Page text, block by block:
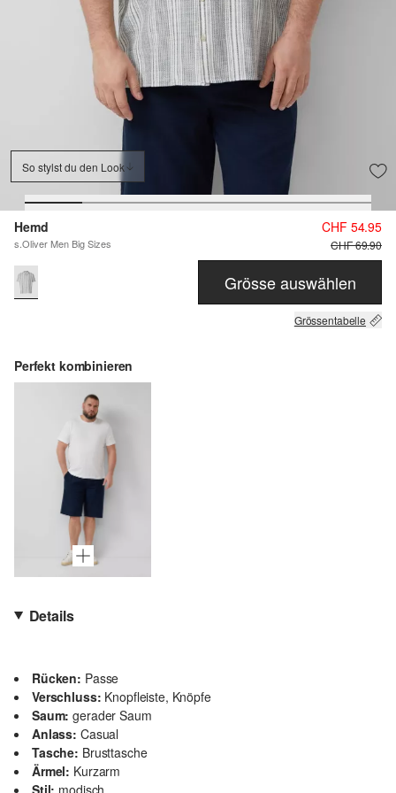
So stylst du den Look
Hemd
s.Oliver Men Big Sizes
CHF 54.95
CHF 69.90
Grösse auswählen
Grössentabelle
Perfekt kombinieren
Details
Rücken: Passe
Verschluss: Knopfleiste, Knöpfe
Saum: gerader Saum
Anlass: Casual
Tasche: Brusttasche
Ärmel: Kurzarm
Stil: modisch